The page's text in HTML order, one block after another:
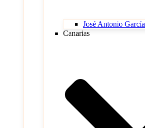
José Antonio García
Canarias